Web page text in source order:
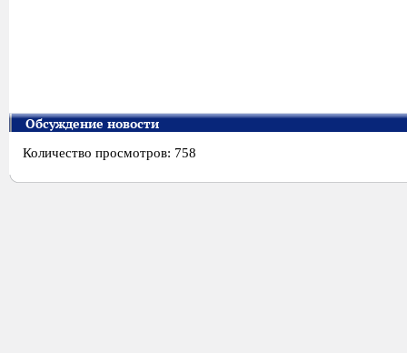
Обсуждение новости
Количество просмотров: 758